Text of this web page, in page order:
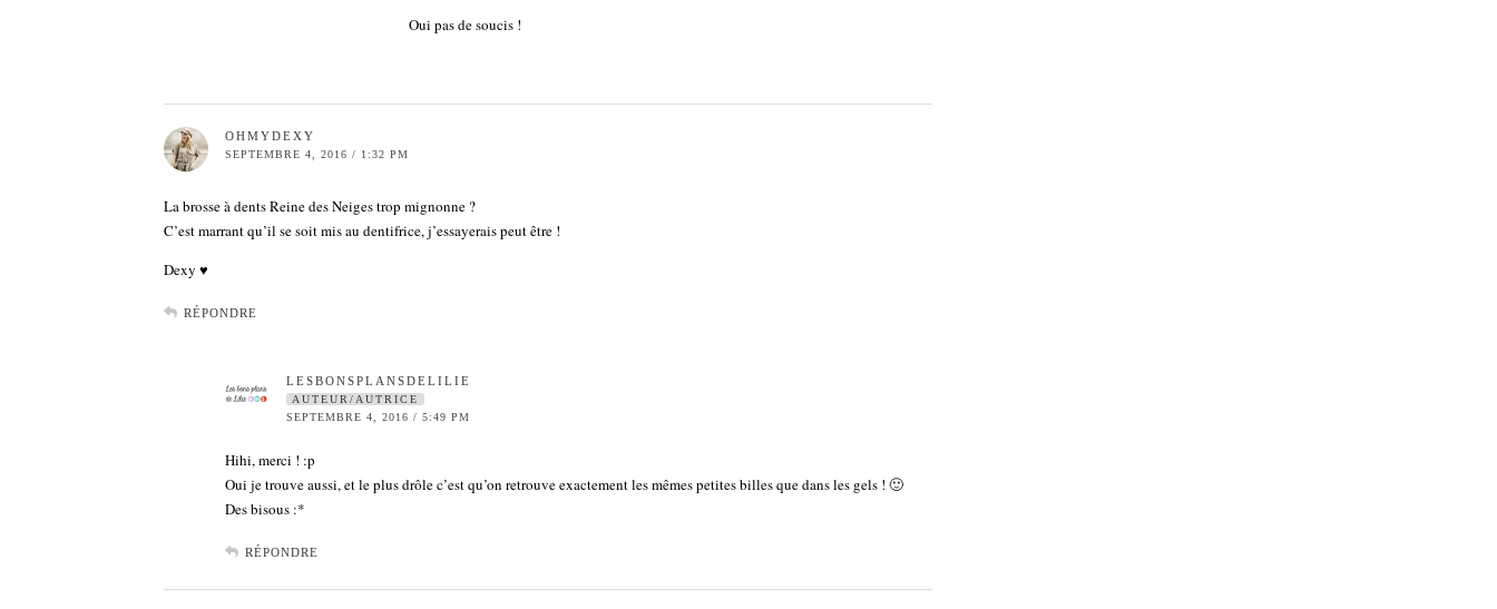
Oui pas de soucis !
OHMYDEXY
SEPTEMBRE 4, 2016 / 1:32 PM
La brosse à dents Reine des Neiges trop mignonne ?
C’est marrant qu’il se soit mis au dentifrice, j’essayerais peut être !
Dexy ♥︎
RÉPONDRE
LESBONSPLANSDELILIE
AUTEUR/AUTRICE
SEPTEMBRE 4, 2016 / 5:49 PM
Hihi, merci ! :p
Oui je trouve aussi, et le plus drôle c’est qu’on retrouve exactement les mêmes petites billes que dans les gels ! 🙂
Des bisous :*
RÉPONDRE